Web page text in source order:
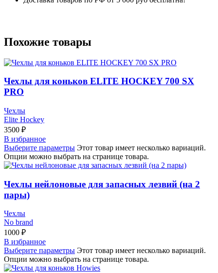
Похожие товары
Чехлы для коньков ELITE HOCKEY 700 SX
PRO
Чехлы
Elite Hockey
3500 ₽
В избранное
Выберите параметры Этот товар имеет несколько вариаций.
Опции можно выбрать на странице товара.
Чехлы нейлоновые для запасных лезвий (на 2
пары)
Чехлы
No brand
1000 ₽
В избранное
Выберите параметры Этот товар имеет несколько вариаций.
Опции можно выбрать на странице товара.